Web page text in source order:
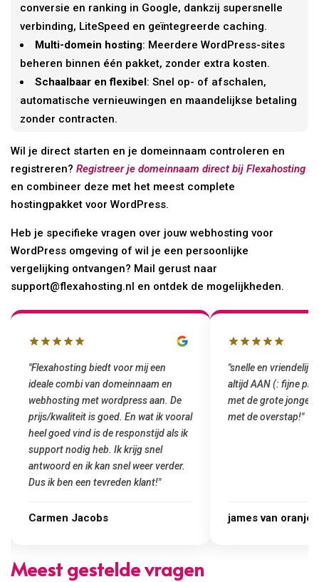
conversie en ranking in Google, dankzij supersnelle
verbinding, LiteSpeed en geïntegreerde caching.
Multi-domein hosting: Meerdere WordPress-sites
beheren binnen één pakket, zonder extra kosten.
Schaalbaar en flexibel: Snel op- of afschalen,
automatische vernieuwingen en maandelijkse betaling
zonder contracten.
Wil je direct starten en je domeinnaam controleren en
registreren?Registreer je domeinnaam direct bij Flexahosting
en combineer deze met het meest complete
hostingpakket voor WordPress.
Heb je specifieke vragen over jouw webhosting voor
WordPress omgeving of wil je een persoonlijke
vergelijking ontvangen? Mail gerust naar
support@flexahosting.nl en ontdek de mogelijkheden.
"snelle en vriendelijke service. staat
altijd AAN (: fijne prijzen vergeleken
met de grote jongens en dus nu al blij
met de overstap!"
james van oranje
"Top service. Ik had
het installeren van
was meteen door
gemaakt. Top
Marcel Thijs
Meest gestelde vragen